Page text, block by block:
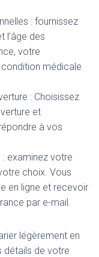
: fournissez
l’âge des
votre
médicale
: Choisissez
et
à vos
examinez votre
choix. Vous
en ligne et recevoir
par e-mail.
légèrement en
détails de votre